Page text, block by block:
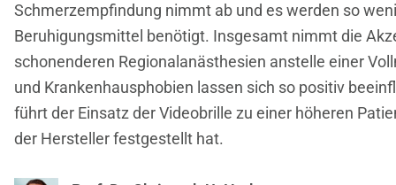
Schmerzempfindung nimmt ab und es werden so
Beruhigungsmittel benötigt. Insgesamt nimmt die
schonenderen Regionalanästhesien anstelle einer
und Krankenhausphobien lassen sich so positiv
führt der Einsatz der Videobrille zu einer höheren
der Hersteller festgestellt hat.